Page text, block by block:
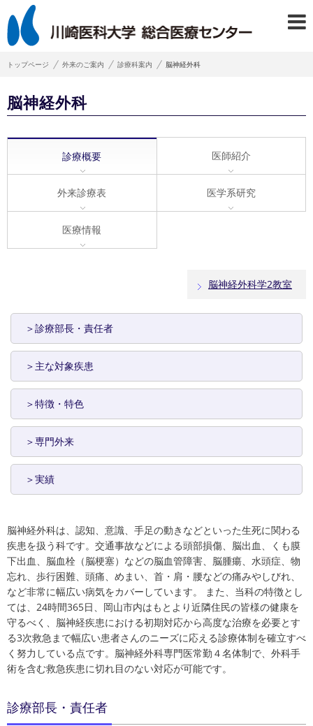
トップページ 外来のご案内 診療科案内 脳神経外科
脳神経外科
診療概要 医師紹介
外来診療表 医学系研究
医療情報
脳神経外科学2教室
＞診療部長・責任者
＞主な対象疾患
＞特徴・特色
＞専門外来
＞実績
脳神経外科は、認知、意識、手足の動きなどといった生死に関わる
疾患を扱う科です。交通事故などによる頭部損傷、脳出血、くも膜
下出血、脳血栓（脳梗塞）などの脳血管障害、脳腫瘍、水頭症、物
忘れ、歩行困難、頭痛、めまい、首・肩・腰などの痛みやしびれ、
など非常に幅広い病気をカバーしています。 また、当科の特徴とし
ては、24時間365日、岡山市内はもとより近隣住民の皆様の健康を
守るべく、脳神経疾患における初期対応から高度な治療を必要とす
る3次救急まで幅広い患者さんのニーズに応える診療体制を確立すべ
く努力している点です。脳神経外科専門医常勤４名体制で、外科手
術を含む救急疾患に切れ目のない対応が可能です。
診療部長・責任者